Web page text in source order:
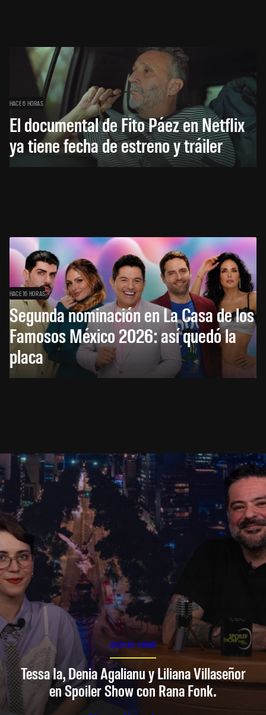
HACE 6 HORAS
El documental de Fito Páez en Netflix
ya tiene fecha de estreno y tráiler
HACE 16 HORAS
Segunda nominación en La Casa de los
Famosos México 2026: así quedó la
placa
SPOILER SHOW
Tessa Ia, Denia Agalianu y Liliana Villaseñor
en Spoiler Show con Rana Fonk.